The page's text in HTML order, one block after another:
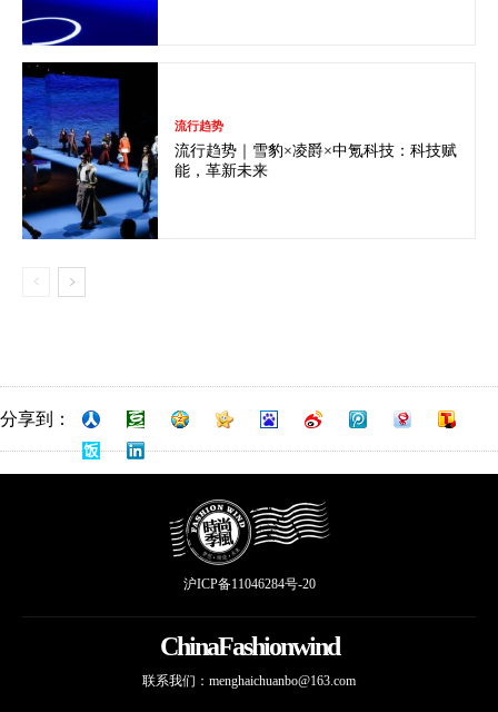
流行趋势
流行趋势｜雪豹×凌爵×中氪科技：科技赋
能，革新未来
分享到：
沪ICP备11046284号-20
ChinaFashionwind
联系我们： menghaichuanbo@163.com